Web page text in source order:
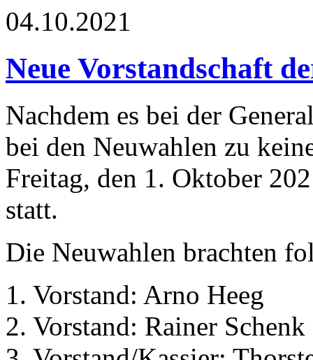
04.10.2021
Neue Vorstandschaft
Nachdem es bei der
bei den Neuwahlen zu
Freitag, den 1. Oktober
statt.
Die Neuwahlen brachten
1. Vorstand: Arno Heeg
2. Vorstand: Rainer Schenk